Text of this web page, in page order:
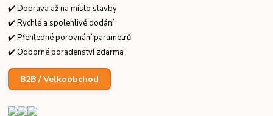
✔️ Doprava až na místo stavby
✔️ Rychlé a spolehlivé dodání
✔️ Přehledné porovnání parametrů
✔️ Odborné poradenství zdarma
B2B / Velkoobchod